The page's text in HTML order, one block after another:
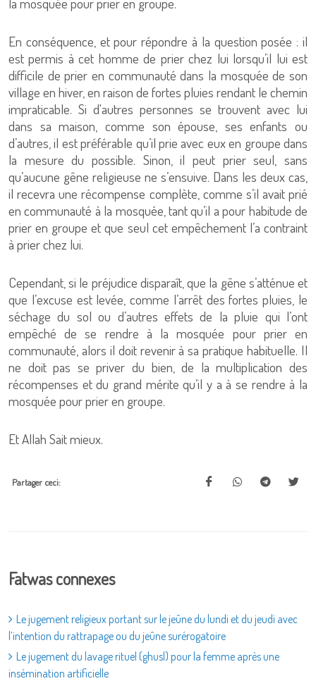
En conséquence, et pour répondre à la question posée : il
est permis à cet homme de prier chez lui lorsqu’il lui est
difficile de prier en communauté dans la mosquée de son
village en hiver, en raison de fortes pluies rendant le chemin
impraticable. Si d'autres personnes se trouvent avec lui
dans sa maison, comme son épouse, ses enfants ou
d’autres, il est préférable qu’il prie avec eux en groupe dans
la mesure du possible. Sinon, il peut prier seul, sans
qu’aucune gêne religieuse ne s’ensuive. Dans les deux cas,
il recevra une récompense complète, comme s’il avait prié
en communauté à la mosquée, tant qu’il a pour habitude de
prier en groupe et que seul cet empêchement l’a contraint
à prier chez lui.
Cependant, si le préjudice disparaît, que la gêne s’atténue et
que l’excuse est levée, comme l’arrêt des fortes pluies, le
séchage du sol ou d’autres effets de la pluie qui l’ont
empêché de se rendre à la mosquée pour prier en
communauté, alors il doit revenir à sa pratique habituelle. Il
ne doit pas se priver du bien, de la multiplication des
récompenses et du grand mérite qu’il y a à se rendre à la
mosquée pour prier en groupe.
Et Allah Sait mieux.
Partager ceci:
Fatwas connexes
Le jugement religieux portant sur le jeûne du lundi et du jeudi avec
l’intention du rattrapage ou du jeûne surérogatoire
Le jugement du lavage rituel (ghusl) pour la femme après une
insémination artificielle